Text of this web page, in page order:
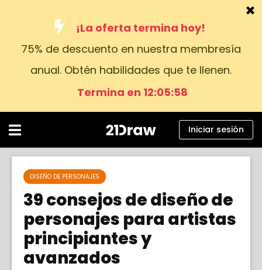
¡La oferta termina hoy!
75% de descuento en nuestra membresía
anual. Obtén habilidades que te llenen.
Termina en 12:05:56
Cursos
Sobre nosotros
Iniciar sesión
Español
Iniciar sesión
DISEÑO DE PERSONAJES
39 consejos de diseño de
personajes para artistas
principiantes y
avanzados